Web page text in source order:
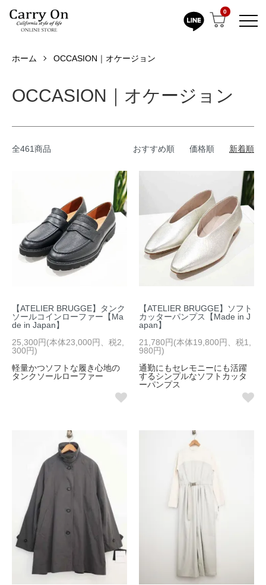
0
ホーム OCCASION｜オケージョン
OCCASION｜オケージョン
全461商品 おすすめ順 価格順 新着順
【ATELIER BRUGGE】タンク
ソールコインローファー【Ma
de in Japan】
25,300円(本体23,000円、税2,
300円)
軽量かつソフトな履き心地の
タンクソールローファー
【ATELIER BRUGGE】ソフト
カッターパンプス【Made in J
apan】
21,780円(本体19,800円、税1,
980円)
通勤にもセレモニーにも活躍
するシンプルなソフトカッタ
ーパンプス